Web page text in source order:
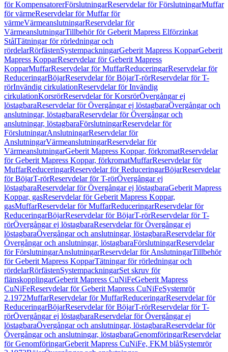
för KompensatorerFörslutningarReservdelar för FörslutningarMuffar
för värmeReservdelar för Muffar för
värmeVärmeanslutningarReservdelar för
VärmeanslutningarTillbehör för Geberit Mapress Elförzinkat
StålTätningar för rörledningar och
rördelarRörfästenSystempackningarGeberit Mapress KopparGeberit
Mapress KopparReservdelar för Geberit Mapress
KopparMuffarReservdelar för MuffarReduceringarReservdelar för
ReduceringarBöjarReservdelar för BöjarT-rörReservdelar för T-
rörInvändig cirkulationReservdelar för Invändig
cirkulationKorsrörReservdelar för KorsrörÖvergångar ej
löstagbaraReservdelar för Övergångar ej löstagbaraÖvergångar och
anslutningar, löstagbaraReservdelar för Övergångar och
anslutningar, löstagbaraFörslutningarReservdelar för
FörslutningarAnslutningarReservdelar för
AnslutningarVärmeanslutningarReservdelar för
VärmeanslutningarGeberit Mapress Koppar, förkromatReservdelar
för Geberit Mapress Koppar, förkromatMuffarReservdelar för
MuffarReduceringarReservdelar för ReduceringarBöjarReservdelar
för BöjarT-rörReservdelar för T-rörÖvergångar ej
löstagbaraReservdelar för Övergångar ej löstagbaraGeberit Mapress
Koppar, gasReservdelar för Geberit Mapress Koppar,
gasMuffarReservdelar för MuffarReduceringarReservdelar för
ReduceringarBöjarReservdelar för BöjarT-rörReservdelar för T-
rörÖvergångar ej löstagbaraReservdelar för Övergångar ej
löstagbaraÖvergångar och anslutningar, löstagbaraReservdelar för
Övergångar och anslutningar, löstagbaraFörslutningarReservdelar
för FörslutningarAnslutningarReservdelar för AnslutningarTillbehör
för Geberit Mapress KopparTätningar för rörledningar och
rördelarRörfästenSystempackningarSet skruv för
flänskopplingarGeberit Mapress CuNiFeGeberit Mapress
CuNiFeReservdelar för Geberit Mapress CuNiFeSystemrör
2.1972MuffarReservdelar för MuffarReduceringarReservdelar för
ReduceringarBöjarReservdelar för BöjarT-rörReservdelar för T-
rörÖvergångar ej löstagbaraReservdelar för Övergångar ej
löstagbaraÖvergångar och anslutningar, löstagbaraReservdelar för
Övergångar och anslutningar, löstagbaraGenomföringarReservdelar
för GenomföringarGeberit Mapress CuNiFe, FKM blåSystemrör